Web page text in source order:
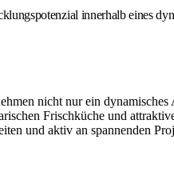
innerhalb eines
nicht nur ein
Frischküche und
und aktiv an spannenden